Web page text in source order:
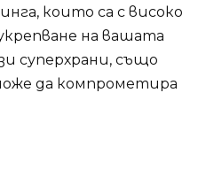
които са с високо
на вашата
суперхрани, също
да компрометира